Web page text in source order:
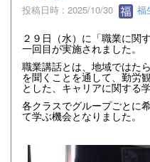
投稿日時 : 2025/10/30 福
２９日（水）に「職業に関
一回目が実施されました。
職業講話とは、地域ではた
を聞くことを通して、勤労
とした、キャリアに関する
各クラスでグループごとに
て学ぶ機会となりました。